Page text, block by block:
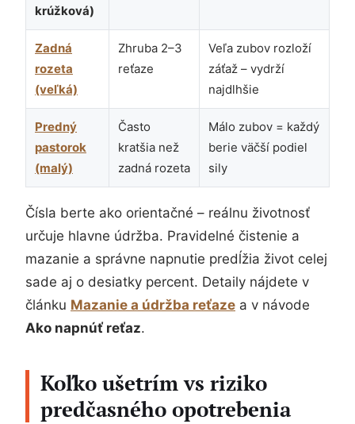
krúžková)
Zadná
rozeta
(veľká)
Zhruba 2–3
reťaze
Veľa zubov rozloží
záťaž – vydrží
najdlhšie
Predný
pastorok
(malý)
Často
kratšia než
zadná rozeta
Málo zubov = každý
berie väčší podiel
sily
Čísla berte ako orientačné – reálnu životnosť
určuje hlavne údržba. Pravidelné čistenie a
mazanie a správne napnutie predĺžia život celej
sade aj o desiatky percent. Detaily nájdete v
článku Mazanie a údržba reťaze a v návode
Ako napnúť reťaz.
Koľko ušetrím vs riziko
predčasného opotrebenia